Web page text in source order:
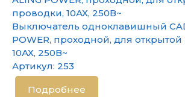
Выключатель одноклавишный
POWER, проходной, для
10АХ, 250В~
Артикул: 253
Подробнее